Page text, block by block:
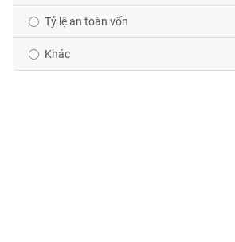
Tỷ lệ an toàn vốn
Khác
ĐÔNG
DƯƠNG